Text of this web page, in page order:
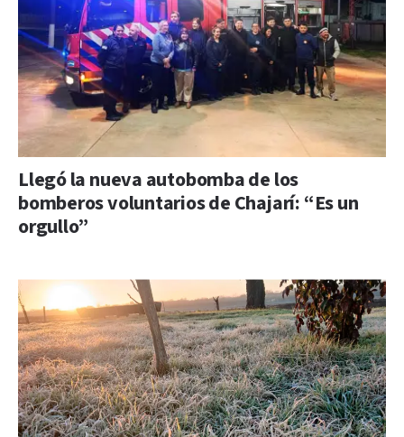
Llegó la nueva autobomba de los
bomberos voluntarios de Chajarí: “Es un
orgullo”